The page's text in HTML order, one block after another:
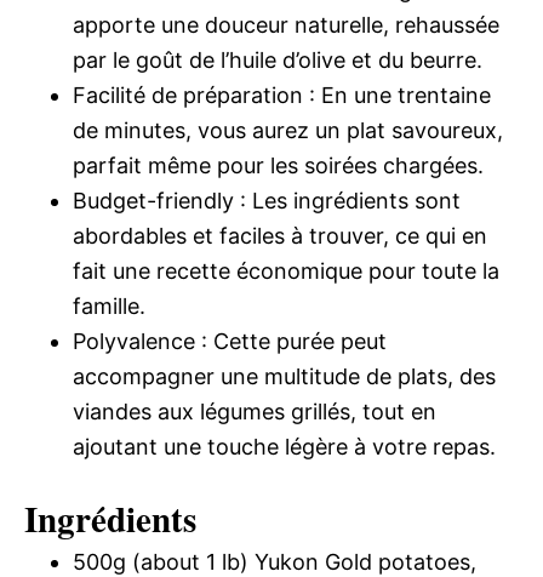
apporte une douceur naturelle, rehaussée
par le goût de l’huile d’olive et du beurre.
Facilité de préparation : En une trentaine
de minutes, vous aurez un plat savoureux,
parfait même pour les soirées chargées.
Budget-friendly : Les ingrédients sont
abordables et faciles à trouver, ce qui en
fait une recette économique pour toute la
famille.
Polyvalence : Cette purée peut
accompagner une multitude de plats, des
viandes aux légumes grillés, tout en
ajoutant une touche légère à votre repas.
Ingrédients
500g (about 1 lb) Yukon Gold potatoes,